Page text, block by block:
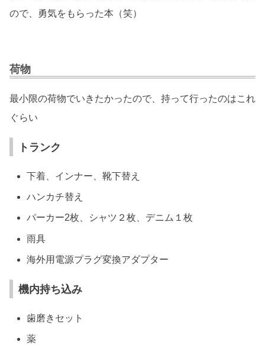
ので、勇気をもらった本（笑）
荷物
最小限の荷物でいきたかったので、持って行ったのはこれ
ぐらい
トランク
下着、インナー、靴下替え
ハンカチ替え
パーカー2枚、シャツ２枚、デニム１枚
雨具
海外用電源プラグ変換アダプター
機内持ち込み
歯磨きセット
薬